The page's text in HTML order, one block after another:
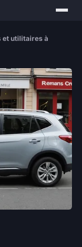
et utilitaires à